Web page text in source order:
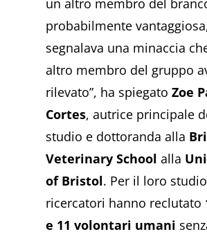
probabilmente
segnalava una minaccia
altro membro del gruppo
rilevato”, ha spiegatoZoe
Cortes, autrice principale
studio e dottoranda alla
Veterinary Schoolalla
of Bristol. Per il loro
ricercatori hanno reclutato
e 11 volontari umani